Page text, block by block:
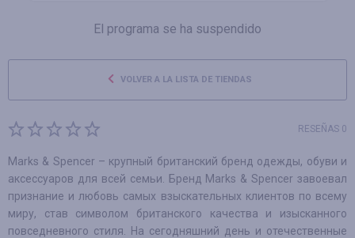
El programa se ha suspendido
VOLVER A LA LISTA DE TIENDAS
RESEÑAS 0
Marks & Spencer – крупный британский бренд одежды, обуви и
аксессуаров для всей семьи. Бренд Marks & Spencer завоевал
признание и любовь самых взыскательных клиентов по всему
миру, став символом британского качества и изысканного
повседневного стиля. На сегодняшний день и отечественные